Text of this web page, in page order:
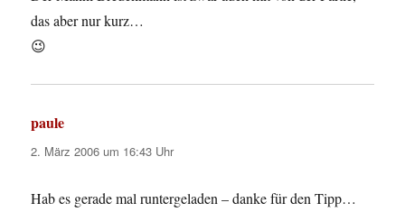
das aber nur kurz…
😉
paule
2. März 2006 um 16:43 Uhr
Hab es gerade mal runtergeladen – danke für den Tipp…